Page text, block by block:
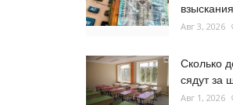
взыскания
Авг 3, 2026
Сколько
сядут за
Авг 1, 2026